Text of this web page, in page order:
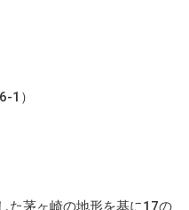
1）
た茅ヶ崎の地形を基に17の